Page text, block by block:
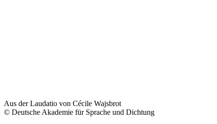
Aus der Laudatio von Cécile Wajsbrot
© Deutsche Akademie für Sprache und Dichtung